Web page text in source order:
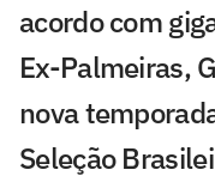
acordo com
Ex-Palmeiras,
nova
Seleção